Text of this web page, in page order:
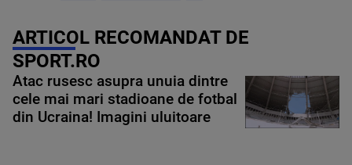
ARTICOL RECOMANDAT DE
SPORT.RO
Atac rusesc asupra unuia dintre
cele mai mari stadioane de fotbal
din Ucraina! Imagini uluitoare